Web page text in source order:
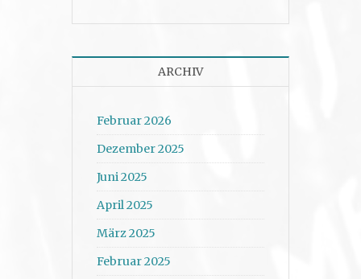
ARCHIV
Februar 2026
Dezember 2025
Juni 2025
April 2025
März 2025
Februar 2025